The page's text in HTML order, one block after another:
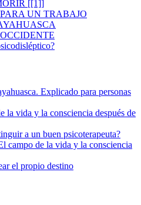
[[1]]
UN TRABAJO
Explicado para personas
la vida y la consciencia después de
a un buen psicoterapeuta?
campo de la vida y la consciencia
el propio destino